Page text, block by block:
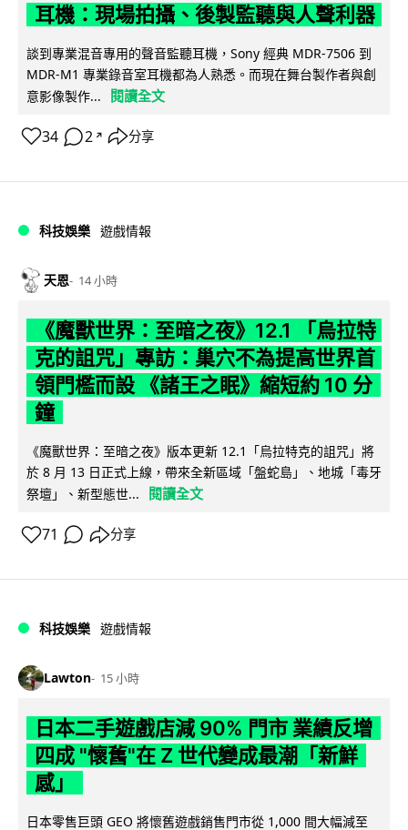
耳機：現場拍攝、後製監聽與人聲利器
談到專業混音專用的聲音監聽耳機，Sony 經典 MDR-7506 到
MDR-M1 專業錄音室耳機都為人熟悉。而現在舞台製作者與創
意影像製作...
閱讀全文
34 2 ↗ 分享
科技娛樂 遊戲情報
天恩 14 小時
《魔獸世界：至暗之夜》12.1 「烏拉特
克的詛咒」專訪：巢穴不為提高世界首
領門檻而設 《諸王之眠》縮短約 10 分
鐘
《魔獸世界：至暗之夜》版本更新 12.1「烏拉特克的詛咒」將
於 8 月 13 日正式上線，帶來全新區域「盤蛇島」、地城「毒牙
祭壇」、新型態世...
閱讀全文
71 分享
科技娛樂 遊戲情報
Lawton 15 小時
日本二手遊戲店減 90% 門市 業績反增
四成 "懷舊"在 Z 世代變成最潮「新鮮
感」
日本零售巨頭 GEO 將懷舊遊戲銷售門市從 1,000 間大幅減至